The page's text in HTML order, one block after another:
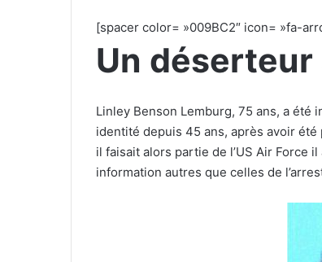
[spacer color= »009BC2″ icon= »fa-
Un
Linley Benson Lemburg, 75 ans, a été
identité depuis 45 ans, après avoir
il faisait alors partie de l’US Air Force
information autres que celles de